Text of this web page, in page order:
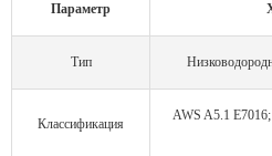
Параметр
Тип
Классификация
AWS A5.1